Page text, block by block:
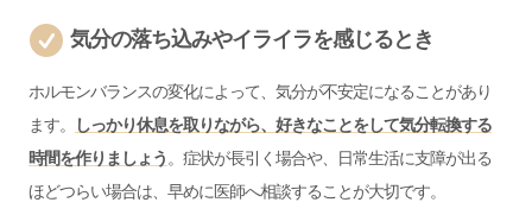
気分の落ち込みやイライラを感じるとき
ホルモンバランスの変化によって、気分が不安定になることがあり
ます。
しっかり休息を取りながら、好きなことをして気分転換する
時間を作りましょう 。症状が長引く場合や、日常生活に支障が出る
ほどつらい場合は、早めに医師へ相談することが大切です。